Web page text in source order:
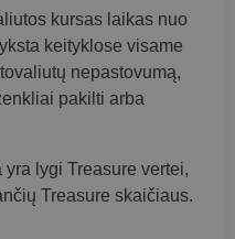
kursas laikas nuo
keityklose visame
nepastovumą,
pakilti arba
lygi Treasure vertei,
Treasure skaičiaus.